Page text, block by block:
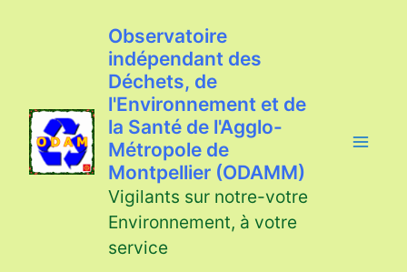
Observatoire
indépendant des
Déchets, de
l'Environnement et de
la Santé de l'Agglo-
Métropole de
Montpellier (ODAMM)
Vigilants sur notre-votre
Environnement, à votre
service